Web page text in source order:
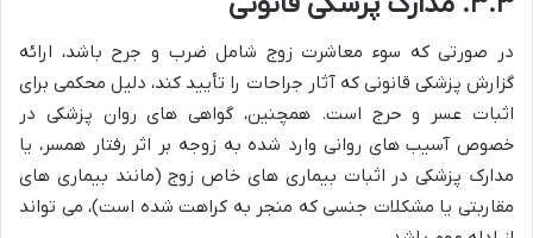
در صورتی که سوء معاشرت زوج شامل ضرب و جرح باشد، ارائه
گزارش پزشکی قانونی که آثار جراحات را تأیید کند، دلیل محکمی برای
اثبات عسر و حرج است. همچنین، گواهی های روان پزشکی در
خصوص آسیب های روانی وارد شده به زوجه بر اثر رفتار همسر، یا
مدارک پزشکی در اثبات بیماری های خاص زوج (مانند بیماری های
مقاربتی یا مشکلات جنسی که منجر به کراهت شده است)، می تواند